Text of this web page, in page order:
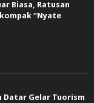
Biasa, Ratusan
“Nyate
Datar Gelar Tuorism